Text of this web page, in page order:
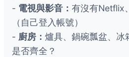
- 電視與影音： 有沒有Netflix
（自己登入帳號）
- 廚房： 爐具、鍋碗瓢盆、冰
是否齊全？